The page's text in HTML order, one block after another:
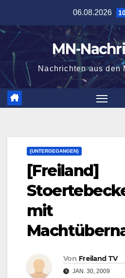
springen
06.08.2026
MN-
Nachrichten aus den
{UNTERGEGANGEN}
[Freiland]
mit
Von Freiland TV
JAN. 30, 2009